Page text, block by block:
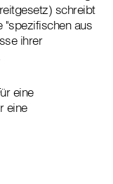
schreibt
"spezifischen aus
ihrer
eine
eine